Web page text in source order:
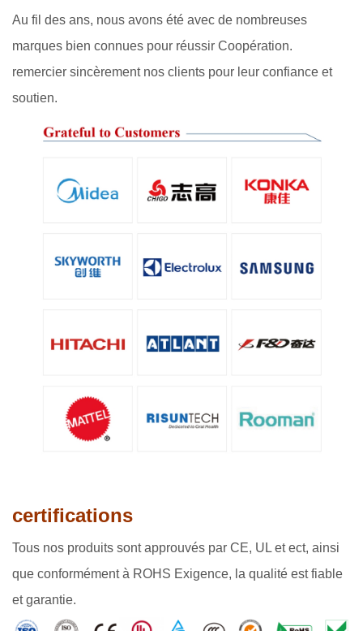
Au fil des ans, nous avons été avec de nombreuses
marques bien connues pour réussir Coopération.
remercier sincèrement nos clients pour leur confiance et
soutien.
certifications
Tous nos produits sont approuvés par CE, UL et ect, ainsi
que conformément à ROHS Exigence, la qualité est fiable
et garantie.